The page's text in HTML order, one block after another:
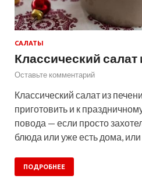
САЛАТЫ
Классический салат
Оставьте комментарий
Классический салат из
приготовить и к
повода — если просто
блюда или уже есть дома,
ПОДРОБНЕЕ